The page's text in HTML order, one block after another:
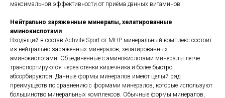
максимальной эффективности от приёма данных витаминов.
Нейтрально заряженные минералы, хелатированные
аминокислотами
Входящий в состав Activite Sport от MHP минеральный комплекс состоит
из нейтрально заряженных минералов, хелатированных
аминокислотами. Объединённые с аминокислотами минералы легче
транспортируются через стенки кишечника и более быстро
абсорбируются. Данные формы минералов имеют целый ряд
преимуществ по сравнению с формами минералов, которые используют
большинство минеральных комплексов. Обычные формы минералов,